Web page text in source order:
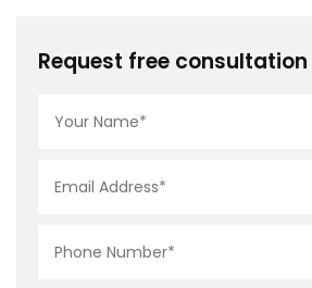
Request free consultation